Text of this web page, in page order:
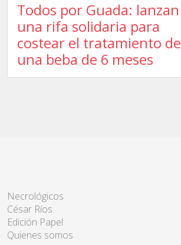
Todos por Guada: lanzan
una rifa solidaria para
costear el tratamiento de
una beba de 6 meses
Necrológicos
César Ríos
Edición Papel
Quienes somos